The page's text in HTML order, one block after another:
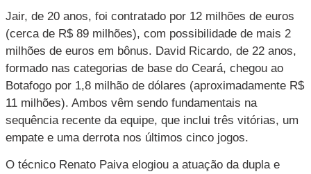
Jair, de 20 anos, foi contratado por 12 milhões de euros
(cerca de R$ 89 milhões), com possibilidade de mais 2
milhões de euros em bônus. David Ricardo, de 22 anos,
formado nas categorias de base do Ceará, chegou ao
Botafogo por 1,8 milhão de dólares (aproximadamente R$
11 milhões). Ambos vêm sendo fundamentais na
sequência recente da equipe, que inclui três vitórias, um
empate e uma derrota nos últimos cinco jogos.
O técnico Renato Paiva elogiou a atuação da dupla e